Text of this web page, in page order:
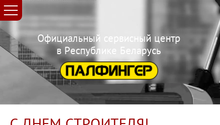
Официальный сервисный центр
в Республике Беларусь